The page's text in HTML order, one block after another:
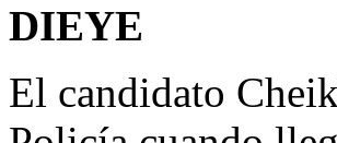
DIEYE
El candidato